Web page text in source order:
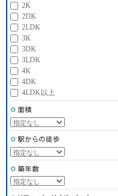
2K
2DK
2LDK
3K
3DK
3LDK
4K
4DK
4LDK以上